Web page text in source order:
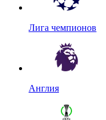
Лига чемпионов
Англия